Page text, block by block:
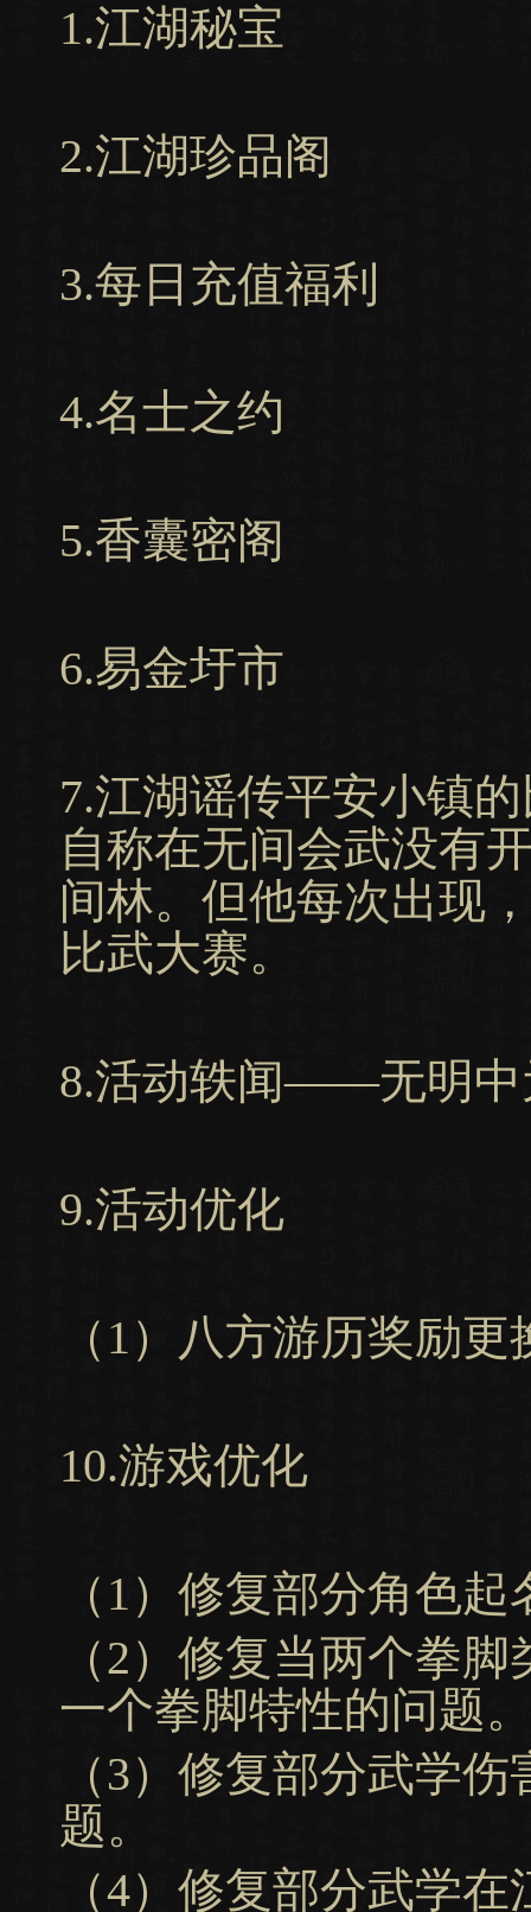
1.江湖秘宝
2.江湖珍品阁
3.每日充值福利
4.名士之约
5.香囊密阁
6.易金圩市
7.江湖谣传平安小镇
自称在无间会武没有
间林。但他每次出现
比武大赛。
8.活动轶闻——无明中
9.活动优化
（1）八方游历奖励更
10.游戏优化
（1）修复部分角色
（2）修复当两个拳
一个拳脚特性的问题
（3）修复部分武学
题。
（4）修复部分武学